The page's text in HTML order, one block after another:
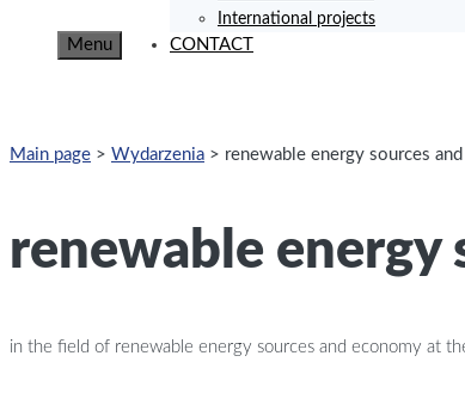
Menu
International projects
CONTACT
Main page > Wydarzenia > renewable energy sources
renewable energy
in the field of renewable energy sources and economy at